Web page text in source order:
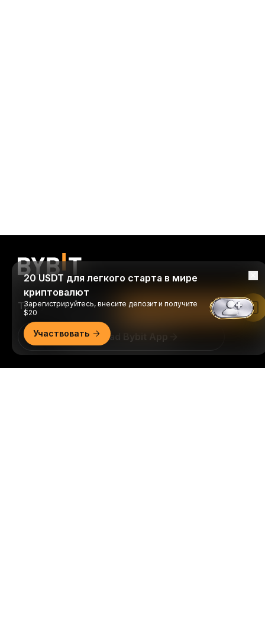
Торгуйте когда и где удобно
Download Bybit App
20 USDT для легкого старта в мире
криптовалют
Зарегистрируйтесь, внесите депозит и получите
$20
Участвовать
Читать в приложении Bybit